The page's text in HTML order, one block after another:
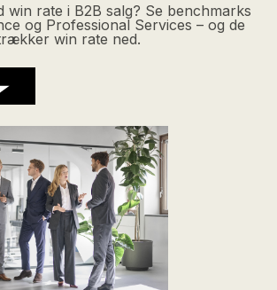
win rate i B2B salg? Se benchmarks
og Professional Services – og de
win rate ned.